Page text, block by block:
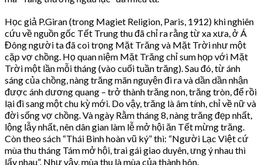
Học giả P.Giran (trong Magiet Religion, Paris, 1912) khi nghiên
cứu về nguồn gốc Tết Trung thu đã chỉ ra rằng từ xa xưa, ở Á
Đông người ta đã coi trọng Mặt Trăng và Mặt Trời như một
cặp vợ chồng. Họ quan niệm Mặt Trăng chỉ sum họp với Mặt
Trời một lần mỗi tháng (vào cuối tuần trăng). Sau đó, từ ánh
sáng của chồng, nàng trăng mãn nguyện đi ra và dần dần nhận
được ánh dương quang – trở thành trăng non, trăng tròn, để rồi
lại đi sang một chu kỳ mới. Do vậy, trăng là âm tính, chỉ về nữ và
đời sống vợ chồng. Và ngày Rằm tháng 8, nàng trăng đẹp nhất,
lộng lẫy nhất, nên dân gian làm lễ mở hội ăn Tết mừng trăng.
Còn theo sách “Thái Bình hoàn vũ ký” thì: “Người Lạc Việt cứ
mùa thu tháng Tám mở hội, trai gái giao duyên, ưng ý nhau thì
lấy nhau”. Như vậy, mùa thu là mùa của thành hôn.